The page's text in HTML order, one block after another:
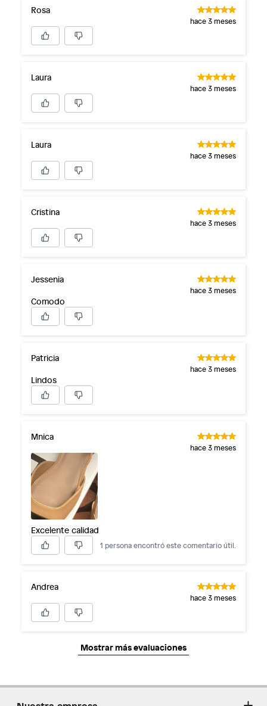
Rosa
hace 3 meses
Laura
hace 3 meses
Laura
hace 3 meses
Cristina
hace 3 meses
Jessenia
hace 3 meses
Comodo
Patricia
hace 3 meses
Lindos
Mnica
hace 3 meses
Excelente calidad
1 persona encontró este comentario útil.
Andrea
hace 3 meses
Mostrar más evaluaciones